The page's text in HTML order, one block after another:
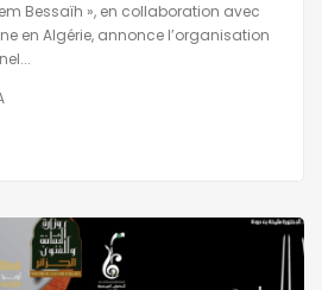
Bessaïh », en collaboration avec
en Algérie, annonce l’organisation